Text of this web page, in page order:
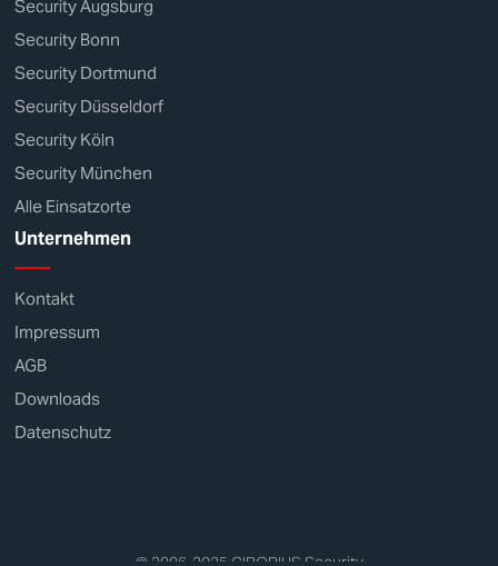
Security Augsburg
Security Bonn
Security Dortmund
Security Düsseldorf
Security Köln
Security München
Alle Einsatzorte
Unternehmen
Kontakt
Impressum
AGB
Downloads
Datenschutz